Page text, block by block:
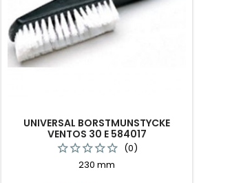
UNIVERSAL BORSTMUNSTYCKE
VENTOS 30 E 584017
(0)
230 mm